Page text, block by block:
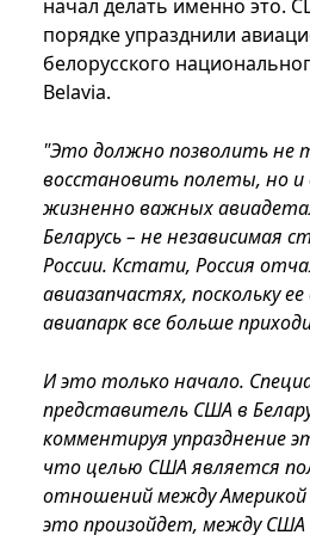
начал делать именно это.
порядке упразднили
белорусского
Belavia.
"Это должно позволить не
восстановить полеты, но
жизненно важных
Беларусь – не независимая
России. Кстати, Россия
авиазапчастях, поскольку
авиапарк все больше
И это только начало.
представитель США в
комментируя упразднение
что целью США является
отношений между Америкой
это произойдет, между США